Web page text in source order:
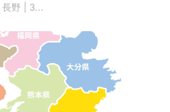
野 | 3...